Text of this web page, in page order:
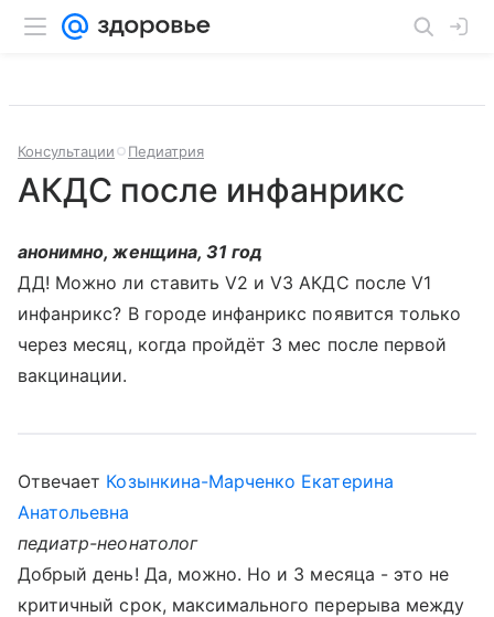
Консультации Педиатрия
АКДС после инфанрикс
анонимно, женщина, 31 год
ДД! Можно ли ставить V2 и V3 АКДС после V1
инфанрикс? В городе инфанрикс появится только
через месяц, когда пройдёт 3 мес после первой
вакцинации.
Отвечает Козынкина-Марченко Екатерина
Анатольевна
педиатр-неонатолог
Добрый день! Да, можно. Но и 3 месяца - это не
критичный срок, максимального перерыва между